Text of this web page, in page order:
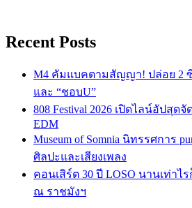
Recent Posts
M4 คัมแบคตามสัญญา! ปล่อย 2
และ “ชอบU”
808 Festival 2026 เปิดไลน์อัปสุด
EDM
Museum of Somnia นิทรรศการ
ศิลปะและเสียงเพลง
คอนเสิร์ต 30 ปี LOSO นานเท่า
ณ ราชมังฯ